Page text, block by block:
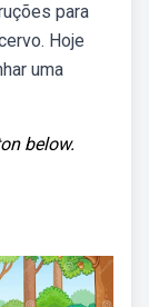
para
Hoje
uma
below.